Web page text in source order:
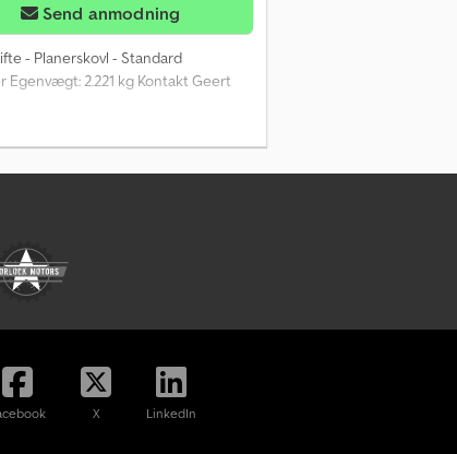
Send anmodning
- Planerskovl - Standard
2.221 kg Kontakt Geert
X LinkedIn